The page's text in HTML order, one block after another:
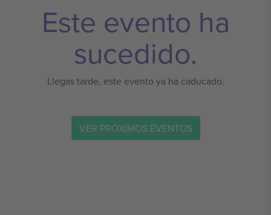
Este evento ha
sucedido.
Llegas tarde, este evento ya ha caducado.
VER PRÓXIMOS EVENTOS